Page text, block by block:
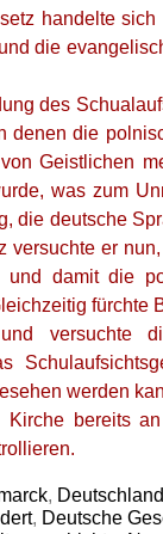
handelte
die
des
denen die
Geistlichen
was zum
die deutsche
versuchte er
und damit die
fürchte
versuchte
werden
Kirche bereits
, Deutschland
, Deutsche